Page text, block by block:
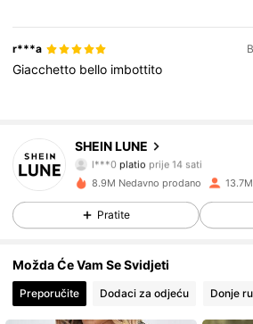
r***a
Giacchetto bello imbottito
SHEIN LUNE
l***0platio prije 14 sati
m***aje pratioprije 30 minuta
8.9M Nedavno prodano
Pratite
Možda Će Vam Se Svidjeti
Preporučite Dodaci za odjeću Donje